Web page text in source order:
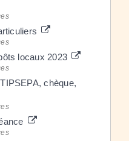
locaux 2023
chèque,